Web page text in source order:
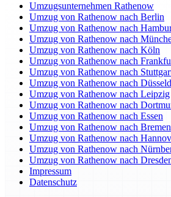
Umzugsunternehmen Rathenow
Umzug von Rathenow nach Berlin
Umzug von Rathenow nach
Umzug von Rathenow nach
Umzug von Rathenow nach Köln
Umzug von Rathenow nach
Umzug von Rathenow nach
Umzug von Rathenow nach
Umzug von Rathenow nach Leipzig
Umzug von Rathenow nach
Umzug von Rathenow nach Essen
Umzug von Rathenow nach Bremen
Umzug von Rathenow nach
Umzug von Rathenow nach
Umzug von Rathenow nach
Impressum
Datenschutz